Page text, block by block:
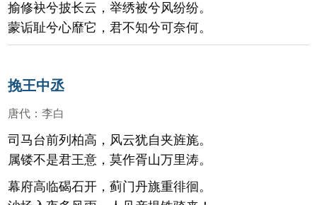
揄修袂兮披长云，举绣被兮风纷纷。
蒙诟耻兮心靡它，君不知兮可奈何。
挽王中丞
唐代 ： 李白
司马台前列柏高，风云犹自夹旌旄。
属镂不是君王意，莫作胥山万里涛。
幕府高临碣石开，蓟门丹旐重徘徊。